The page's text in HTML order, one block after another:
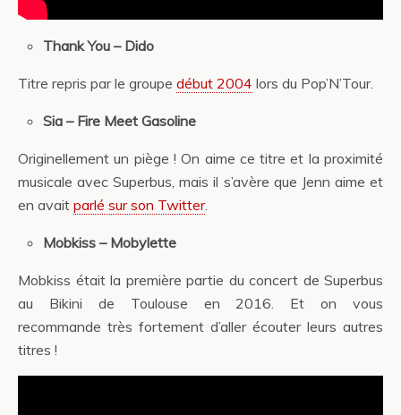
Thank You – Dido
Titre repris par le groupe début 2004 lors du Pop’N’Tour.
Sia – Fire Meet Gasoline
Originellement un piège ! On aime ce titre et la proximité
musicale avec Superbus, mais il s’avère que Jenn aime et
en avait parlé sur son Twitter.
Mobkiss – Mobylette
Mobkiss était la première partie du concert de Superbus
au Bikini de Toulouse en 2016. Et on vous
recommande très fortement d’aller écouter leurs autres
titres !